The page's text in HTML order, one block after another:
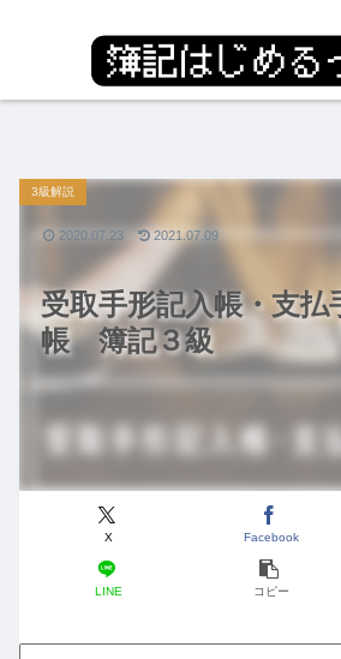
受取手形記入帳・支払
帳 簿記３級
3級解説
X Facebook
LINE コピー
2020.07.23 2021.07.09